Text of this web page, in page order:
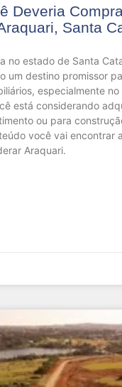
Deveria
Santa
no estado de Santa
um destino promissor
especialmente
está considerando
ou para
você vai encontrar
Araquari.